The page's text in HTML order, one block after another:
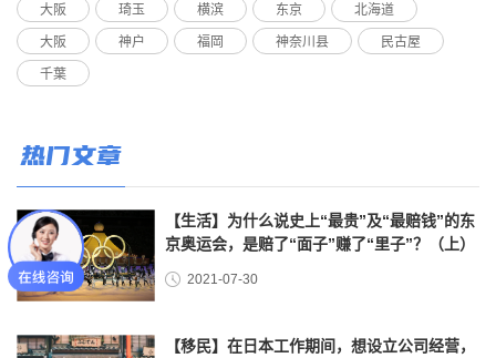
大阪 琦玉 横滨 东京 北海道
大阪 神户 福岡 神奈川县 民古屋
千葉
热门文章
【生活】为什么说史上“最贵”及“最赔钱”的东
京奥运会，是赔了“面子”赚了“里子”？（上）
2021-07-30
【移民】在日本工作期间，想设立公司经营，